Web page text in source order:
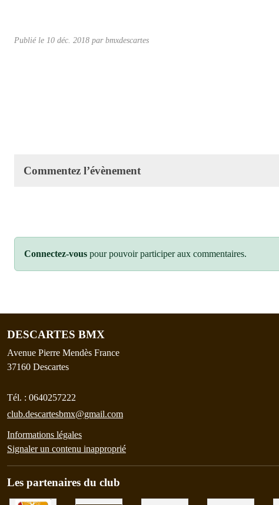
Publié le 10 déc. 2018 parbmxdescartes
Commentez l’évènement
Connectez-vous pour pouvoir participer aux commentaires.
DESCARTES BMX
Avenue Pierre Mendès France
37160 Descartes
Tél. : 0640257222
club.descartesbmx@gmail.com
Informations légales
Signaler un contenu inapproprié
Les partenaires du club